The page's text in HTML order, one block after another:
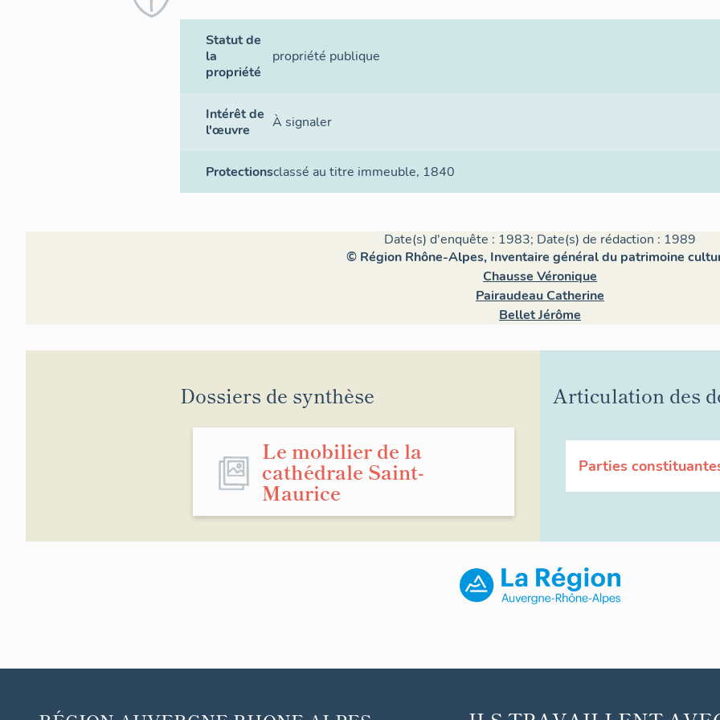
Statut de
la
propriété
propriété publique
Intérêt de
l'œuvre
À signaler
Protectionsclassé au titre immeuble, 1840
Date(s) d'enquête : 1983; Date(s) de rédaction : 1989
© Région Rhône-Alpes, Inventaire général du patrimoine
Chausse Véronique
Pairaudeau Catherine
Bellet Jérôme
Dossiers de synthèse
Le mobilier de la
cathédrale Saint-
Maurice
Articulation des
Parties